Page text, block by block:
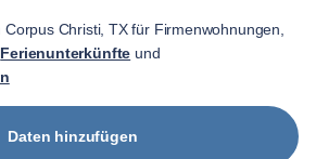
Christi, TX für Firmenwohnungen,
Ferienunterkünfte und
Daten hinzufügen